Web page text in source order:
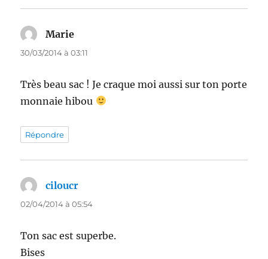
Marie
30/03/2014 à 03:11
Très beau sac ! Je craque moi aussi sur ton porte
monnaie hibou
Répondre
ciloucr
02/04/2014 à 05:54
Ton sac est superbe.
Bises